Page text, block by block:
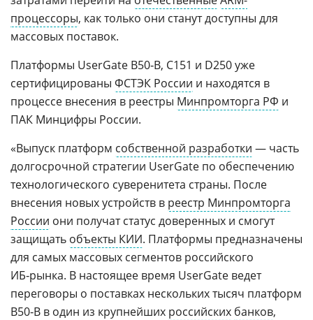
процессоры, как только они станут доступны для
массовых поставок.
Платформы UserGate B50‑B, C151 и D250 уже
сертифицированы ФСТЭК России и находятся в
процессе внесения в реестры Минпромторга РФ и
ПАК Минцифры России.
«Выпуск платформ собственной разработки — часть
долгосрочной стратегии UserGate по обеспечению
технологического суверенитета страны. После
внесения новых устройств в реестр Минпромторга
России они получат статус доверенных и смогут
защищать объекты КИИ. Платформы предназначены
для самых массовых сегментов российского
ИБ‑рынка. В настоящее время UserGate ведет
переговоры о поставках нескольких тысяч платформ
B50‑B в один из крупнейших российских банков,